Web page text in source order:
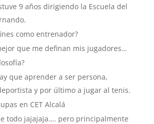
9 años dirigiendo la Escuela del
como entrenador?
que me definan mis jugadores…
que aprender a ser persona,
y por último a jugar al tenis.
en CET Alcalá
todo jajajaja…. pero principalmente